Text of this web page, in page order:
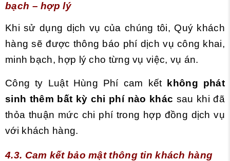
bạch – hợp lý
Khi sử dụng dịch vụ của chúng tôi, Quý khách
hàng sẽ được thông báo phí dịch vụ công khai,
minh bạch, hợp lý cho từng vụ việc, vụ án.
Công ty Luật Hùng Phí cam kết
không phát
sinh thêm bất kỳ chi phí nào khác sau khi đã
thỏa thuận mức chi phí trong hợp đồng dịch vụ
với khách hàng.
4.3. Cam kết bảo mật thông tin khách hàng